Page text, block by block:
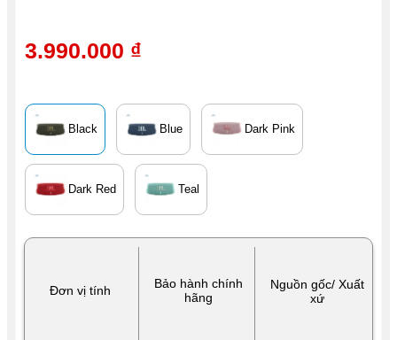
Đơn vị tính
Bảo hành chính
hãng
Nguồn gốc/ Xuất
xứ
Black Blue Dark Pink
Dark Red Teal
3.990.000 ₫